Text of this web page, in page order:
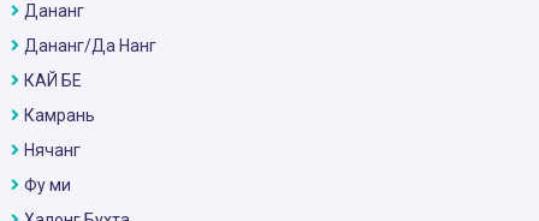
Дананг
Дананг/Да Нанг
КАЙ БЕ
Камрань
Нячанг
Фу ми